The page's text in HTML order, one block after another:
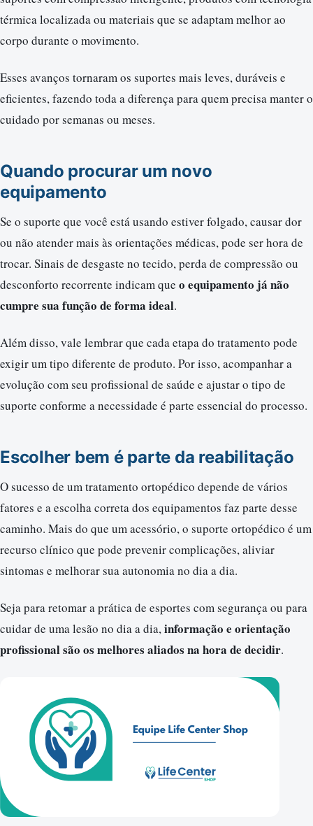
térmica localizada ou materiais que se adaptam melhor ao
corpo durante o movimento.
Esses avanços tornaram os suportes mais leves, duráveis e
eficientes, fazendo toda a diferença para quem precisa manter o
cuidado por semanas ou meses.
Quando procurar um novo
equipamento
Se o suporte que você está usando estiver folgado, causar dor
ou não atender mais às orientações médicas, pode ser hora de
trocar. Sinais de desgaste no tecido, perda de compressão ou
desconforto recorrente indicam que o equipamento já não
cumpre sua função de forma ideal.
Além disso, vale lembrar que cada etapa do tratamento pode
exigir um tipo diferente de produto. Por isso, acompanhar a
evolução com seu profissional de saúde e ajustar o tipo de
suporte conforme a necessidade é parte essencial do processo.
Escolher bem é parte da reabilitação
O sucesso de um tratamento ortopédico depende de vários
fatores e a escolha correta dos equipamentos faz parte desse
caminho. Mais do que um acessório, o suporte ortopédico é um
recurso clínico que pode prevenir complicações, aliviar
sintomas e melhorar sua autonomia no dia a dia.
Seja para retomar a prática de esportes com segurança ou para
cuidar de uma lesão no dia a dia,informação e orientação
profissional são os melhores aliados na hora de decidir.